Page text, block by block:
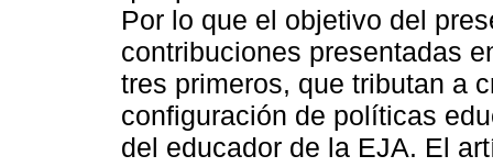
Por lo que el objetivo del
contribuciones presentadas
tres primeros, que tributan a
configuración de políticas
del educador de la EJA. El